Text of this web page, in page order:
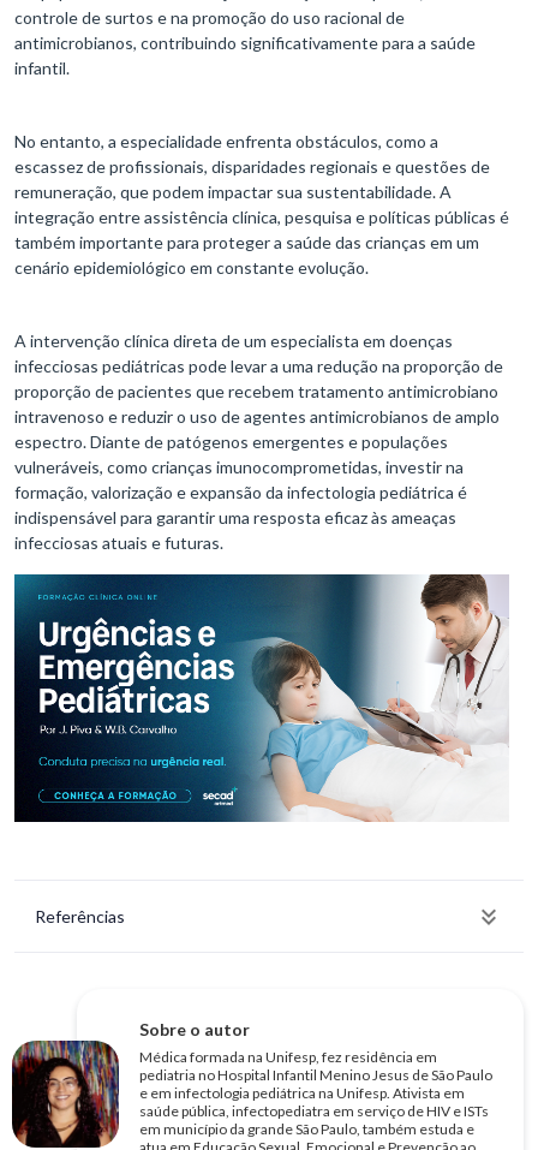
controle de surtos e na promoção do uso racional de
antimicrobianos, contribuindo significativamente para a saúde
infantil.
No entanto, a especialidade enfrenta obstáculos, como a
escassez de profissionais, disparidades regionais e questões de
remuneração, que podem impactar sua sustentabilidade. A
integração entre assistência clínica, pesquisa e políticas públicas é
também importante para proteger a saúde das crianças em um
cenário epidemiológico em constante evolução.
A intervenção clínica direta de um especialista em doenças
infecciosas pediátricas pode levar a uma redução na proporção de
proporção de pacientes que recebem tratamento antimicrobiano
intravenoso e reduzir o uso de agentes antimicrobianos de amplo
espectro. Diante de patógenos emergentes e populações
vulneráveis, como crianças imunocomprometidas, investir na
formação, valorização e expansão da infectologia pediátrica é
indispensável para garantir uma resposta eficaz às ameaças
infecciosas atuais e futuras.
Referências
Sobre o autor
Médica formada na Unifesp, fez residência em
pediatria no Hospital Infantil Menino Jesus de São Paulo
e em infectologia pediátrica na Unifesp. Ativista em
saúde pública, infectopediatra em serviço de HIV e ISTs
em município da grande São Paulo, também estuda e